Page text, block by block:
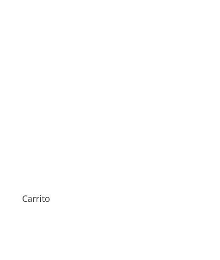
Carrito